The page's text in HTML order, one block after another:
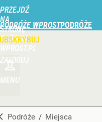
PRZEJDŹ
NA
STRONĘ
GŁÓWNĄ
PODRÓŻE WPROST
ZALOGUJ
MENU
Podróże / Miejsca